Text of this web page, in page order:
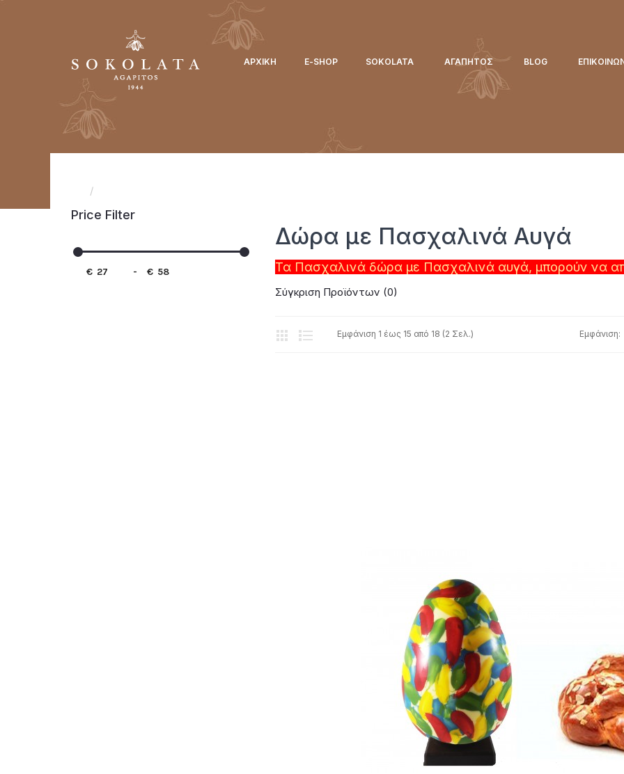
ΑΡΧΙΚΉ Ε-SHOP SOKOLATA ΑΓΑΠΗΤΌΣ BLOG
Αρχική
Price Filter
€ - €
Δώρα με Πασχαλινά Αυγά
Τα Πασχαλινά δώρα με Πασχαλινά αυγά, μπορούν να
Σύγκριση Προϊόντων (0)
Εμφάνιση 1 έως 15 από 18 (2 Σελ.) Εμφάνιση: